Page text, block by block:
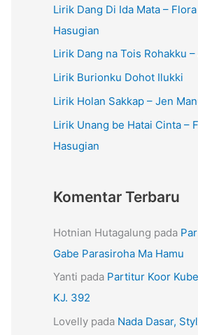
Lirik Dang Di Ida Mata –
Hasugian
Lirik Dang na Tois Rohakku
Lirik Burionku Dohot Ilukki
Lirik Holan Sakkap – Jen
Lirik Unang be Hatai Cinta –
Hasugian
Komentar Terbaru
Hotnian Hutagalung pada
Gabe Parasiroha Ma Hamu
Yanti pada Partitur Koor
KJ. 392
Lovelly pada Nada Dasar,